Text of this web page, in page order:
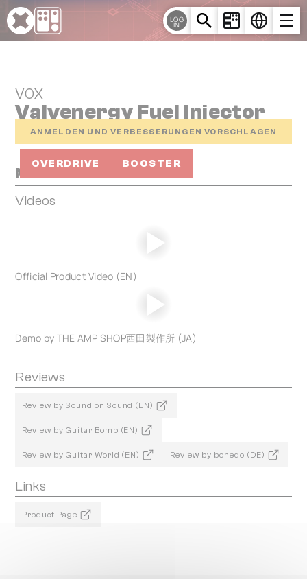
Cookie-Einstellungen
LOG
IN
VOX
Valvenergy Fuel Injector
ANMELDEN UND VERBESSERUNGEN VORSCHLAGEN
OVERDRIVE BOOSTER
Media
Videos
Official Product Video (EN)
Demo by THE AMP SHOP西田製作所 (JA)
Reviews
Review by Sound on Sound (EN)
Review by Guitar Bomb (EN)
Review by Guitar World (EN) Review by bonedo (DE)
Links
Product Page